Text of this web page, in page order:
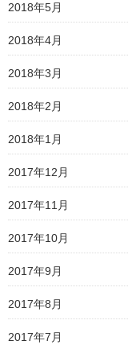
2018年5月
2018年4月
2018年3月
2018年2月
2018年1月
2017年12月
2017年11月
2017年10月
2017年9月
2017年8月
2017年7月